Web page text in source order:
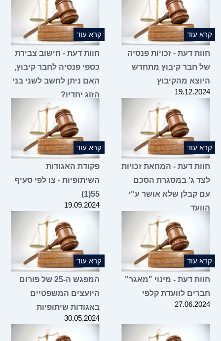
קרא עוד
חוות דעת - זכויות פנסיה
של חבר קיבוץ מתחדש
היוצא מהקיבוץ
19.12.2024
קרא עוד
חוות דעת - חישוב צבירת
כספי פנסיה לחבר קיבוץ,
האם ניתן לחשב לשני בני
הזוג יחדיו?
קרא עוד
חוות דעת - המחאת זכויות
לצד ג' במסגרת הסכם
עם קבלן שלא אושר ע"י
הוועד
קרא עוד
פקודת האגודות
השיתופיות - צו לפי סעיף
55(1)
19.09.2024
קרא עוד
חוות דעת - מינוי "מאגר"
חברים לוועדת קלפי
27.06.2024
קרא עוד
המפגש ה-25 של פורום
היועצים המשפטיים
באגודות שיתופיות
30.05.2024